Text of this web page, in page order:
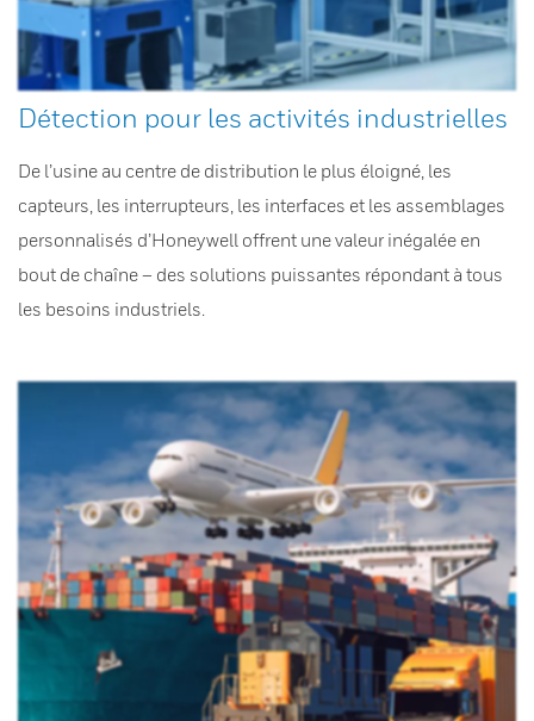
Détection pour les activités industrielles
De l’usine au centre de distribution le plus éloigné, les
capteurs, les interrupteurs, les interfaces et les assemblages
personnalisés d’Honeywell offrent une valeur inégalée en
bout de chaîne – des solutions puissantes répondant à tous
les besoins industriels.